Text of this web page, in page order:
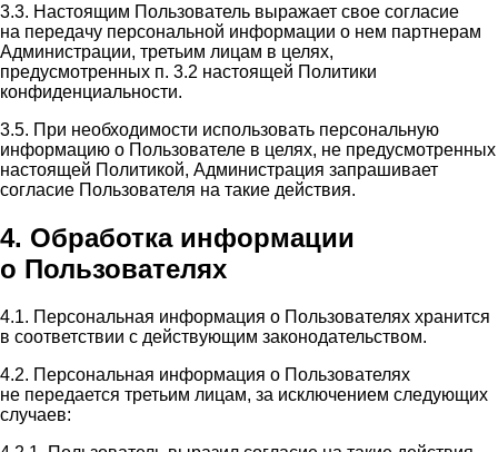
3.3. Настоящим Пользователь выражает свое согласие
на передачу персональной информации о нем партнерам
Администрации, третьим лицам в целях,
предусмотренных п. 3.2 настоящей Политики
конфиденциальности.
3.5. При необходимости использовать персональную
информацию о Пользователе в целях, не предусмотренных
настоящей Политикой, Администрация запрашивает
согласие Пользователя на такие действия.
4. Обработка информации
о Пользователях
4.1. Персональная информация о Пользователях хранится
в соответствии с действующим законодательством.
4.2. Персональная информация о Пользователях
не передается третьим лицам, за исключением следующих
случаев: